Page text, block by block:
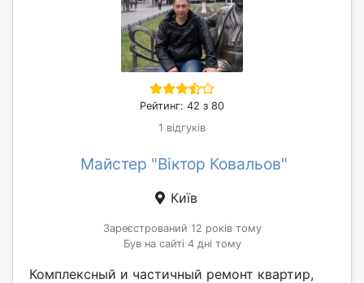
Рейтинг: 42 з 80
1 відгуків
Майстер "Віктор Ковальов"
Київ
Зареєстрований 12 років тому
Був на сайті 4 дні тому
Комплексный и частичный ремонт квартир,